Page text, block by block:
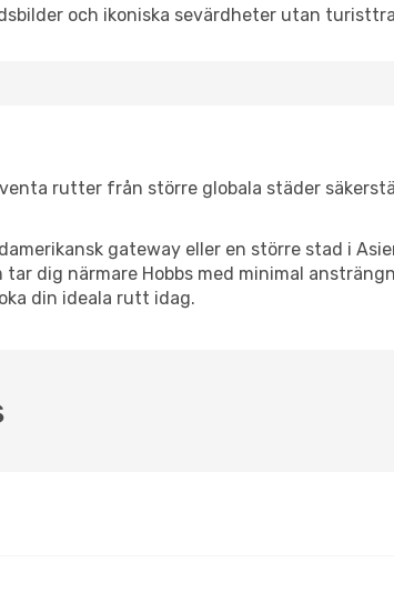
och ikoniska sevärdheter utan
rutter från större globala städer
gateway eller en större stad i
dig närmare Hobbs med minimal
din ideala rutt idag.